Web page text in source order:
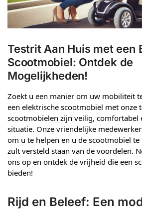
Testrit Aan Huis met een
Scootmobiel: Ontdek de
Mogelijkheden!
Zoekt u een manier om uw mobiliteit
een elektrische scootmobiel met onze
scootmobielen zijn veilig, comfortabel
situatie. Onze vriendelijke
om u te helpen en u de scootmobiel
zult versteld staan van de voordelen.
ons op en ontdek de vrijheid die een
bieden!
Rijd en Beleef: Een